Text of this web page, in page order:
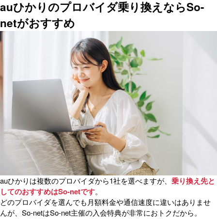
auひかりのプロバイダ乗り換えならSo-
netがおすすめ
auひかりは複数のプロバイダから1社を選べますが、 乗り換え先と
してのおすすめはSo-netです。
どのプロバイダを選んでも月額料金や通信速度に違いはありませ
んが、So-netはSo-net主催の入会特典が非常におトクだから。